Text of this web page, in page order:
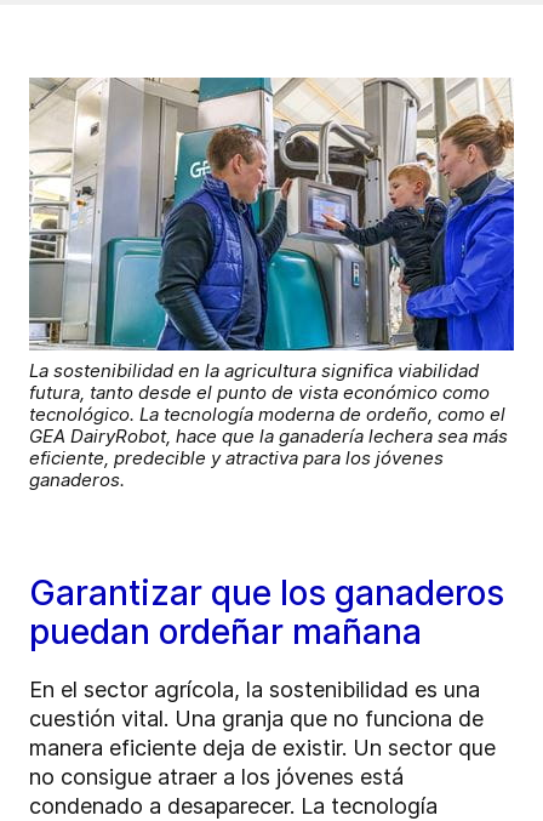
La sostenibilidad en la agricultura significa viabilidad
futura, tanto desde el punto de vista económico como
tecnológico. La tecnología moderna de ordeño, como el
GEA DairyRobot, hace que la ganadería lechera sea más
eficiente, predecible y atractiva para los jóvenes
ganaderos.
Garantizar que los ganaderos
puedan ordeñar mañana
En el sector agrícola, la sostenibilidad es una
cuestión vital. Una granja que no funciona de
manera eficiente deja de existir. Un sector que
no consigue atraer a los jóvenes está
condenado a desaparecer. La tecnología